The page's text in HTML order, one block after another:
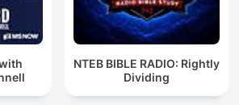
NTEB BIBLE RADIO: Rightly
Dividing